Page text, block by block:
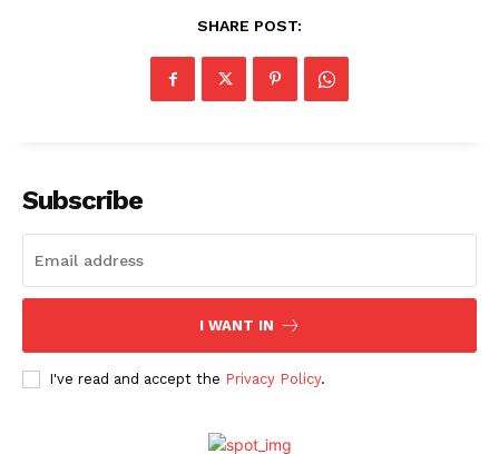
SHARE POST:
Subscribe
I WANT IN
I've read and accept the Privacy Policy.